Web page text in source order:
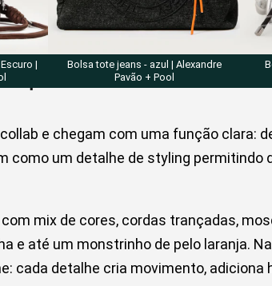
|
Bolsa tote jeans - azul | Alexandre
Pavão + Pool
personalizar tudo
e chegam com uma função clara:
como um detalhe de styling permitindo
mix de cores, cordas trançadas,
e até um monstrinho de pelo laranja.
cada detalhe cria movimento, adiciona